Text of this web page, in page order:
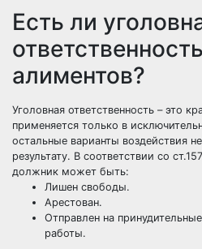
Есть ли
алиментов?
Уголовная ответственность – это
применяется только в
остальные варианты воздействия
результату. В соответствии со
должник может быть:
Лишен свободы.
Арестован.
Отправлен на
работы.